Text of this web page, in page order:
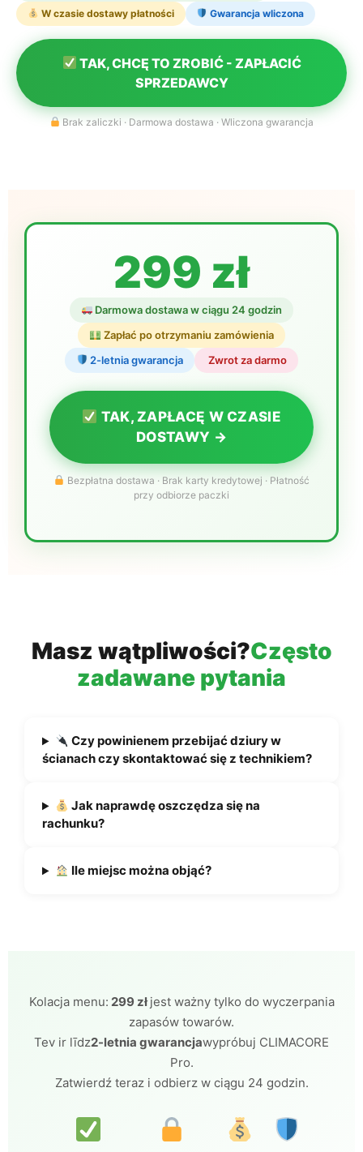
W czasie dostawy płatności Gwarancja wliczona
TAK, CHCĘ TO ZROBIĆ - ZAPŁACIĆ
SPRZEDAWCY
Brak zaliczki · Darmowa dostawa · Wliczona gwarancja
299 zł
Darmowa dostawa w ciągu 24 godzin
Zapłać po otrzymaniu zamówienia
2-letnia gwarancja
️ Zwrot za darmo
TAK, ZAPŁACĘ W CZASIE
DOSTAWY →
Bezpłatna dostawa · Brak karty kredytowej · Płatność
przy odbiorze paczki
Masz wątpliwości?Często
zadawane pytania
Czy powinienem przebijać dziury w
ścianach czy skontaktować się z technikiem?
Jak naprawdę oszczędza się na
rachunku?
Ile miejsc można objąć?
Kolacja menu: 299 złjest ważny tylko do wyczerpania
zapasów towarów.
Tev ir līdz2-letnia gwarancjawypróbuj CLIMACORE
Pro.
Zatwierdź teraz i odbierz w ciągu 24 godzin.